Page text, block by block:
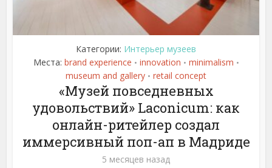
Категории: Интерьер музеев
Места: brand experience • innovation • minimalism •
museum and gallery • retail concept
«Музей повседневных
удовольствий» Laconicum: как
онлайн-ритейлер создал
иммерсивный поп-ап в Мадриде
5 месяцев назад